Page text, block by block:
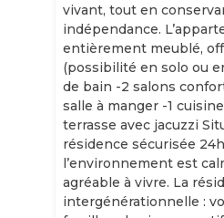
vivant, tout en
indépendance.
entièrement meublé,
(possibilité en solo ou
de bain -2 salons
salle à manger -1
terrasse avec jacuzzi
résidence sécurisée
l’environnement est
agréable à vivre. La
intergénérationnelle :